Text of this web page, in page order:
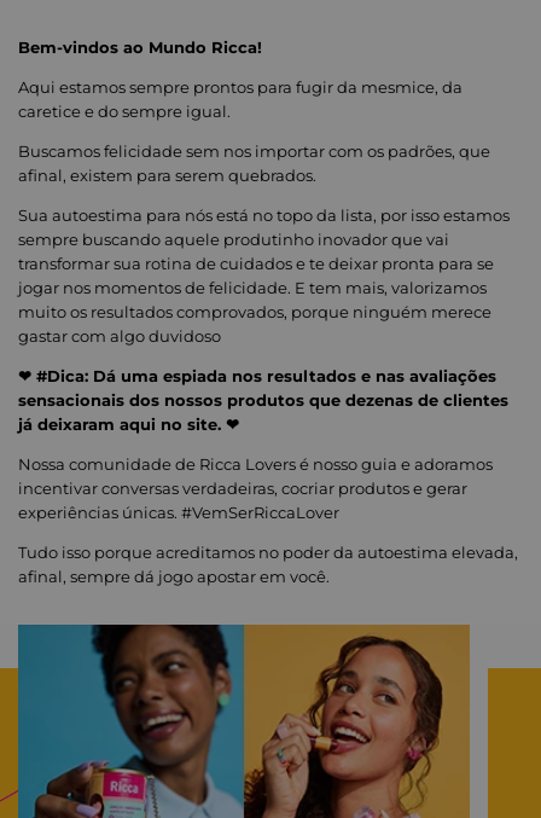
Bem-vindos ao Mundo Ricca!
Aqui estamos sempre prontos para fugir da mesmice, da
caretice e do sempre igual.
Buscamos felicidade sem nos importar com os padrões, que
afinal, existem para serem quebrados.
Sua autoestima para nós está no topo da lista, por isso estamos
sempre buscando aquele produtinho inovador que vai
transformar sua rotina de cuidados e te deixar pronta para se
jogar nos momentos de felicidade. E tem mais, valorizamos
muito os resultados comprovados, porque ninguém merece
gastar com algo duvidoso
❤ #Dica: Dá uma espiada nos resultados e nas avaliações
sensacionais dos nossos produtos que dezenas de clientes
já deixaram aqui no site. ❤
Nossa comunidade de Ricca Lovers é nosso guia e adoramos
incentivar conversas verdadeiras, cocriar produtos e gerar
experiências únicas. #VemSerRiccaLover
Tudo isso porque acreditamos no poder da autoestima elevada,
afinal, sempre dá jogo apostar em você.